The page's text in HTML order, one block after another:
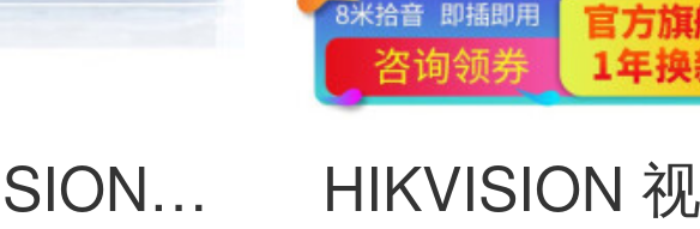
HIKVISIONHIKVISION監視防犯カメラインテリジェントズーム400万スーパークリア室外网线供电人脸抓拍语音对讲3746FWDA3/F-IZS 2.7-12mm